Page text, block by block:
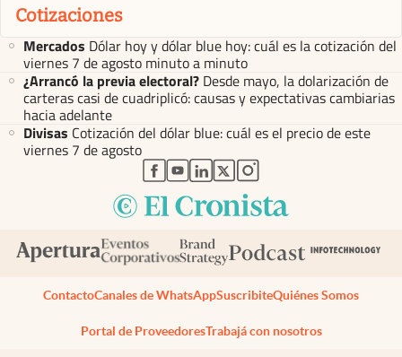
Cotizaciones
Mercados Dólar hoy y dólar blue hoy: cuál es la cotización del
viernes 7 de agosto minuto a minuto
¿Arrancó la previa electoral? Desde mayo, la dolarización de
carteras casi de cuadriplicó: causas y expectativas cambiarias
hacia adelante
Divisas Cotización del dólar blue: cuál es el precio de este
viernes 7 de agosto
abre en nueva pestaña
abre en nueva pestaña
abre en nueva pestaña
abre en nueva pestaña
abre en nueva pestaña
ContactoCanales de WhatsAppSuscribiteQuiénes Somos
Portal de ProveedoresTrabajá con nosotros